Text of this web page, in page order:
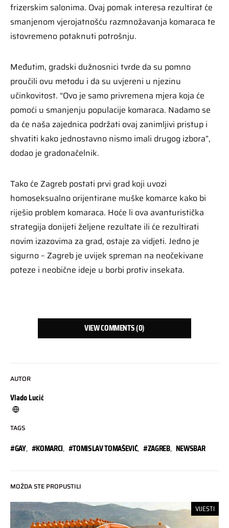
AUTOR
Vlado Lucić
TAGS
#GAY, #KOMARCI, #TOMISLAV TOMAŠEVIĆ, #ZAGREB, NEWSBAR
frizerskim salonima. Ovaj pomak interesa rezultirat će
smanjenom vjerojatnošću razmnožavanja komaraca te
istovremeno potaknuti potrošnju.
Međutim, gradski dužnosnici tvrde da su pomno
proučili ovu metodu i da su uvjereni u njezinu
učinkovitost. “Ovo je samo privremena mjera koja će
pomoći u smanjenju populacije komaraca. Nadamo se
da će naša zajednica podržati ovaj zanimljivi pristup i
shvatiti kako jednostavno nismo imali drugog izbora”,
dodao je gradonačelnik.
Tako će Zagreb postati prvi grad koji uvozi
homoseksualno orijentirane muške komarce kako bi
riješio problem komaraca. Hoće li ova avanturistička
strategija donijeti željene rezultate ili će rezultirati
novim izazovima za grad, ostaje za vidjeti. Jedno je
sigurno – Zagreb je uvijek spreman na neočekivane
poteze i neobične ideje u borbi protiv insekata.
VIEW COMMENTS (0)
MOŽDA STE PROPUSTILI
VIJESTI